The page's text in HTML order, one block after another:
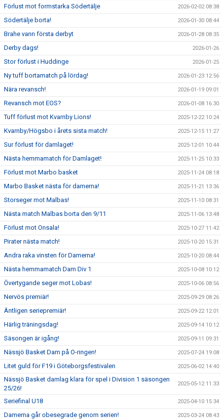
Förlust mot formstarka Södertälje 2026-02-02 08:38
Södertälje borta! 2026-01-30 08:44
Brahe vann första derbyt 2026-01-28 08:35
Derby dags! 2026-01-26
Stor förlust i Huddinge 2026-01-25
Ny tuff bortamatch på lördag! 2026-01-23 12:56
Nära revansch! 2026-01-19 09:01
Revansch mot EOS? 2026-01-08 16:30
Tuff förlust mot Kvarnby Lions! 2025-12-22 10:24
Kvarnby/Högsbo i årets sista match! 2025-12-15 11:27
Sur förlust för damlaget! 2025-12-01 10:44
Nästa hemmamatch för Damlaget! 2025-11-25 10:33
Förlust mot Marbo basket 2025-11-24 08:18
Marbo Basket nästa för damerna! 2025-11-21 13:36
Storseger mot Malbas! 2025-11-10 08:31
Nästa match Malbas borta den 9/11 2025-11-06 13:48
Förlust mot Onsala! 2025-10-27 11:42
Pirater nästa match! 2025-10-20 15:31
Andra raka vinsten för Damerna! 2025-10-20 08:44
Nästa hemmamatch Dam Div 1 2025-10-08 10:12
Övertygande seger mot Lobas! 2025-10-06 08:56
Nervös premiär! 2025-09-29 08:26
Äntligen seriepremiär! 2025-09-22 12:01
Härlig träningsdag! 2025-09-14 10:12
Säsongen är igång! 2025-09-11 09:31
Nässjö Basket Dam på O-ringen! 2025-07-24 19:08
Litet guld för F19 i Göteborgsfestivalen 2025-06-02 14:40
Nässjö Basket damlag klara för spel i Division 1 säsongen
25/26!
2025-05-12 11:33
Seriefinal U18 2025-04-10 15:34
Damerna går obesegrade genom serien! 2025-03-24 08:43